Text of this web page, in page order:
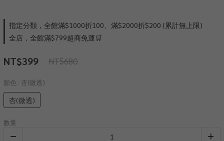
指定分類，全館滿$1000折100、滿$2000折$200 (累計無上限)
全店，全館滿$799超商免運🛒
NT$399 NT$680
顏色 : 杏(微透)
杏(微透)
數量